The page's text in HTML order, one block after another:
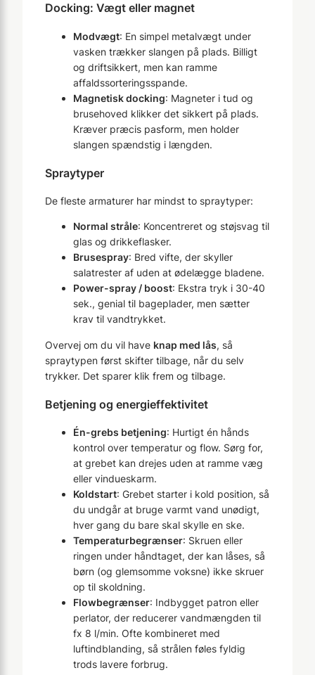
Docking: Vægt eller magnet
Modvægt: En simpel metalvægt under
vasken trækker slangen på plads. Billigt
og driftsikkert, men kan ramme
affaldssorteringsspande.
Magnetisk docking: Magneter i tud og
brusehoved klikker det sikkert på plads.
Kræver præcis pasform, men holder
slangen spændstig i længden.
Spraytyper
De fleste armaturer har mindst to spraytyper:
Normal stråle: Koncentreret og støjsvag til
glas og drikkeflasker.
Brusespray: Bred vifte, der skyller
salatrester af uden at ødelægge bladene.
Power-spray / boost: Ekstra tryk i 30-40
sek., genial til bageplader, men sætter
krav til vandtrykket.
Overvej om du vil have knap med lås, så
spraytypen først skifter tilbage, når du selv
trykker. Det sparer klik frem og tilbage.
Betjening og energieffektivitet
Én-grebs betjening: Hurtigt én hånds
kontrol over temperatur og flow. Sørg for,
at grebet kan drejes uden at ramme væg
eller vindueskarm.
Koldstart: Grebet starter i kold position, så
du undgår at bruge varmt vand unødigt,
hver gang du bare skal skylle en ske.
Temperaturbegrænser: Skruen eller
ringen under håndtaget, der kan låses, så
børn (og glemsomme voksne) ikke skruer
op til skoldning.
Flowbegrænser: Indbygget patron eller
perlator, der reducerer vandmængden til
fx 8 l/min. Ofte kombineret med
luftindblanding, så strålen føles fyldig
trods lavere forbrug.